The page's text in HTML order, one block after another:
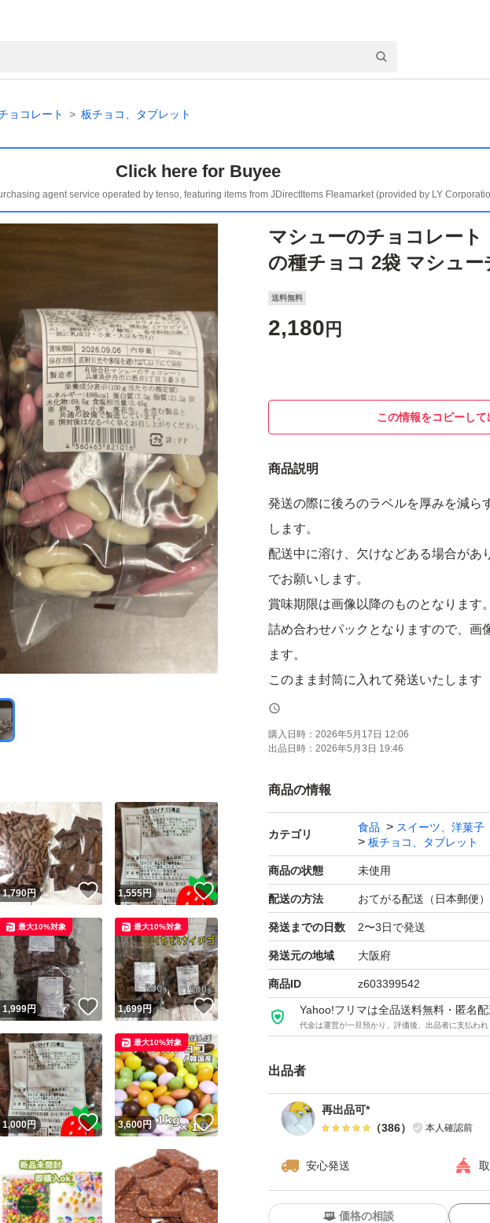
ョコレート 板チョコ、タブレット
Click here for Buyee
agent service operated by tenso, featuring items from JDirectItems Fleamarket (provided by LY
マシューのチョコレート
の種チョコ 2袋 マシュー
送料無料
2,180 円
この情報をコピーして
商品説明
発送の際に後ろのラベルを厚みを減ら
します。
配送中に溶け、欠けなどある場合があ
でお願いします。
賞味期限は画像以降のものとなります。
詰め合わせパックとなりますので、画
ます。
このまま封筒に入れて発送いたします
購入日時： 2026年5月17日 12:06
出品日時： 2026年5月3日 19:46
商品の情報
カテゴリ
食品 スイーツ、洋菓子
板チョコ、タブレット
商品の状態 未使用
配送の方法 おてがる配送（日本郵便）
発送までの日数 2〜3日で発送
発送元の地域 大阪府
商品ID z603399542
Yahoo!フリマは全品送料無料・匿名配
代金は運営が一旦預かり、評価後、出品者に支払われ
出品者
再出品可*
（386） 本人確認前
安心発送
価格の相談
ね！
1,790円 いいね！
1,555円 いいね！
ね！
1,999円 いいね！
最大10%対象
1,699円
最大10%対象
ね！
1,000円 いいね！
3,600円 いいね！
最大10%対象